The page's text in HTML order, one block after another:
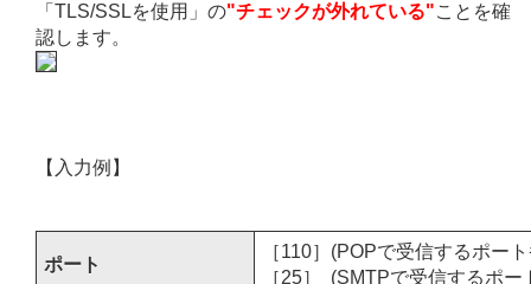
「TLS/SSLを使用」の"チェックが外れている"ことを確
認します。
【入力例】
ポート
［110］(POPで受信するポー
［25］ (SMTPで受信するポー